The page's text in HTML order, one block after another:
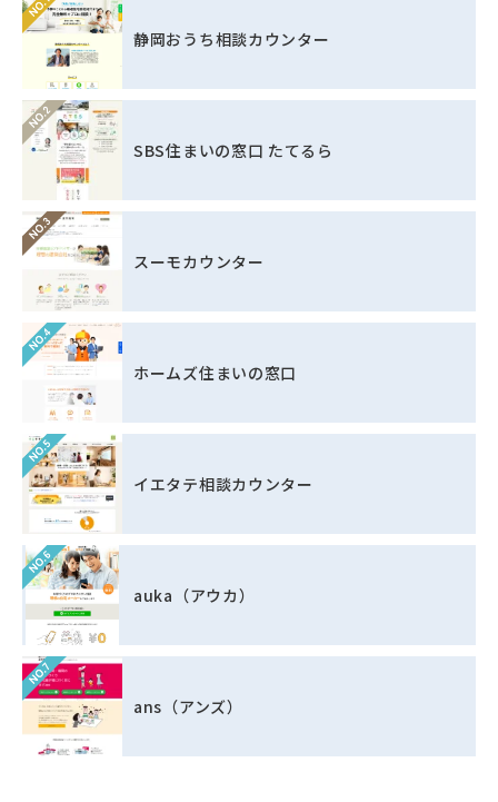
静岡おうち相談カウンター
SBS住まいの窓口 たてるら
スーモカウンター
ホームズ住まいの窓口
イエタテ相談カウンター
auka（アウカ）
ans（アンズ）